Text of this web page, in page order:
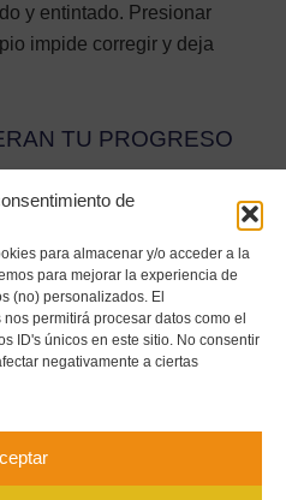
de
para almacenar y/o acceder a la
para mejorar la experiencia de
(no) personalizados. El
permitirá procesar datos como el
ID's únicos en este sitio. No consentir
negativamente a ciertas
y entintado. Presionar
impide corregir y deja
TU PROGRESO
maratonianas
que admires para entender
manos —no para publicarlos,
algo de anatomía básica:
o cómo se articula la mano
dibujos antiguos: comparar tu
en pocos meses pasarás de
tu sello propio.